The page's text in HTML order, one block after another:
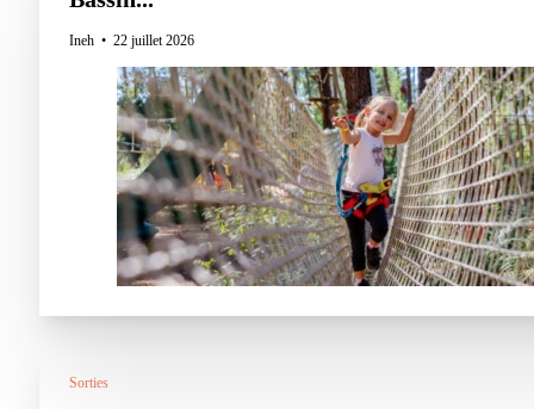
Ineh 22 juillet 2026
Sorties